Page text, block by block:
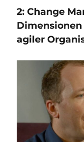
2: Change
agiler